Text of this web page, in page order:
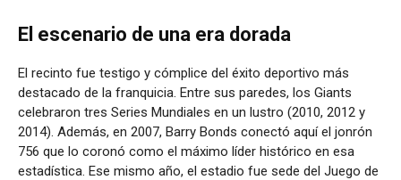
El escenario de una era dorada
El recinto fue testigo y cómplice del éxito deportivo más
destacado de la franquicia. Entre sus paredes, los Giants
celebraron tres Series Mundiales en un lustro (2010, 2012 y
2014). Además, en 2007, Barry Bonds conectó aquí el jonrón
756 que lo coronó como el máximo líder histórico en esa
estadística. Ese mismo año, el estadio fue sede del Juego de